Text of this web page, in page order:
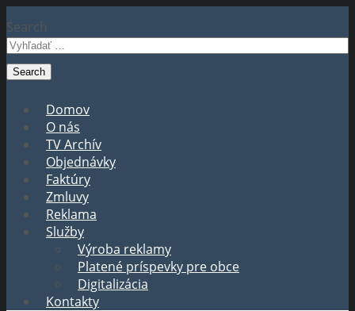
Search
Domov
O nás
TV Archív
Objednávky
Faktúry
Zmluvy
Reklama
Služby
Výroba reklamy
Platené príspevky pre obce
Digitalizácia
Kontakty